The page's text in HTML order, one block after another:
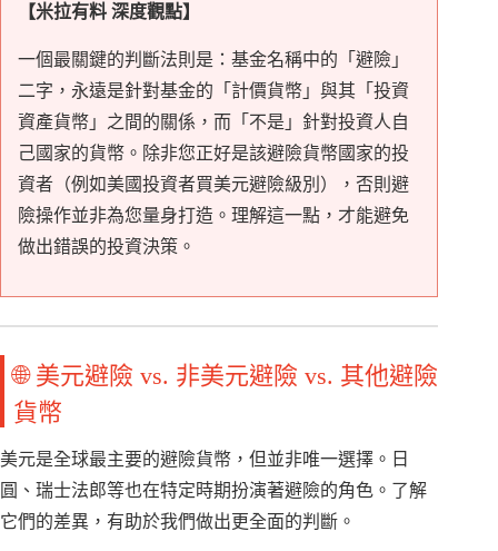
【米拉有料 深度觀點】
一個最關鍵的判斷法則是：基金名稱中的「避險」
二字，永遠是針對基金的「計價貨幣」與其「投資
資產貨幣」之間的關係，而「不是」針對投資人自
己國家的貨幣。除非您正好是該避險貨幣國家的投
資者（例如美國投資者買美元避險級別），否則避
險操作並非為您量身打造。理解這一點，才能避免
做出錯誤的投資決策。
🌐 美元避險 vs. 非美元避險 vs. 其他避險
貨幣
美元是全球最主要的避險貨幣，但並非唯一選擇。日
圓、瑞士法郎等也在特定時期扮演著避險的角色。了解
它們的差異，有助於我們做出更全面的判斷。